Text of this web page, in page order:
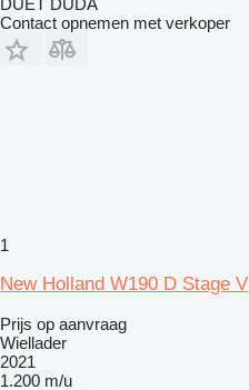
Contact opnemen met verkoper
1
New Holland W190 D Stage V
Prijs op aanvraag
Wiellader
2021
1.200 m/u